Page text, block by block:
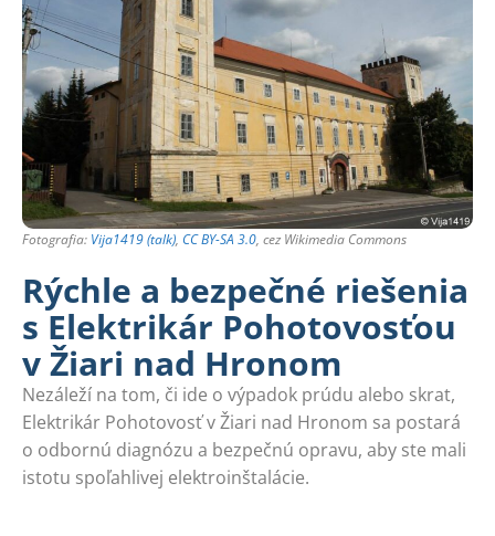
Fotografia: Vija1419 (talk), CC BY-SA 3.0, cez Wikimedia Commons
Rýchle a bezpečné riešenia
s Elektrikár Pohotovosťou
v Žiari nad Hronom
Nezáleží na tom, či ide o výpadok prúdu alebo skrat,
Elektrikár Pohotovosť v Žiari nad Hronom sa postará
o odbornú diagnózu a bezpečnú opravu, aby ste mali
istotu spoľahlivej elektroinštalácie.